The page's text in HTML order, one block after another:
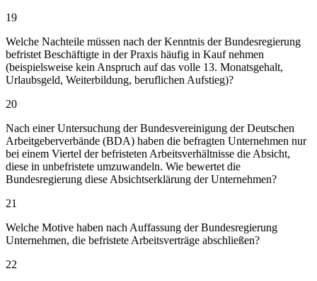
19
Welche Nachteile müssen nach der Kenntnis der Bundesregierung
befristet Beschäftigte in der Praxis häufig in Kauf nehmen
(beispielsweise kein Anspruch auf das volle 13. Monatsgehalt,
Urlaubsgeld, Weiterbildung, beruflichen Aufstieg)?
20
Nach einer Untersuchung der Bundesvereinigung der Deutschen
Arbeitgeberverbände (BDA) haben die befragten Unternehmen nur
bei einem Viertel der befristeten Arbeitsverhältnisse die Absicht,
diese in unbefristete umzuwandeln. Wie bewertet die
Bundesregierung diese Absichtserklärung der Unternehmen?
21
Welche Motive haben nach Auffassung der Bundesregierung
Unternehmen, die befristete Arbeitsverträge abschließen?
22